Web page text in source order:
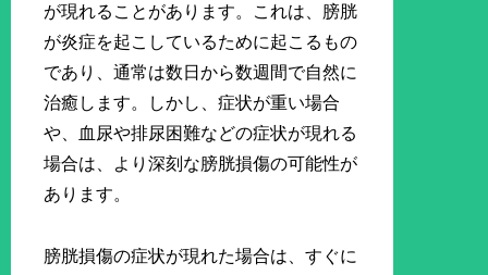
が現れることがあります。これは、膀胱
が炎症を起こしているために起こるもの
であり、通常は数日から数週間で自然に
治癒します。しかし、症状が重い場合
や、血尿や排尿困難などの症状が現れる
場合は、より深刻な膀胱損傷の可能性が
あります。
膀胱損傷の症状が現れた場合は、すぐに